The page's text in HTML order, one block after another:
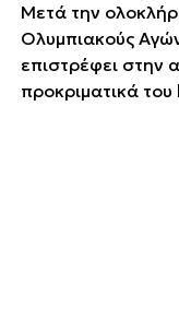
Μετά την
Ολυμπιακούς
επιστρέφει στην
προκριματικά του